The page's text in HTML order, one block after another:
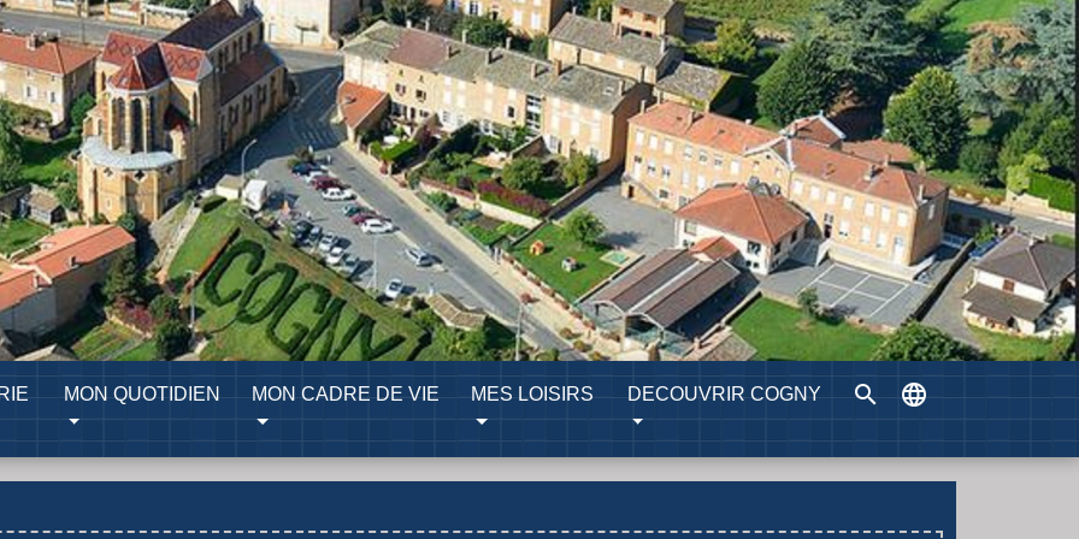
MON QUOTIDIEN MON CADRE DE VIE MES LOISIRS DECOUVRIR COGNY search language